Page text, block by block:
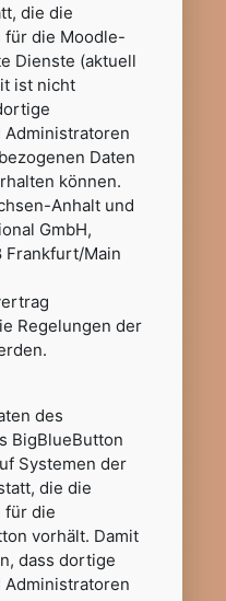
die die
die Moodle-
Dienste (aktuell
ist nicht
Daten
können.
Anhalt und
GmbH,
Frankfurt/Main
Regelungen der
des
BigBlueButton
Systemen der
die die
für die
vorhält. Damit
dass dortige